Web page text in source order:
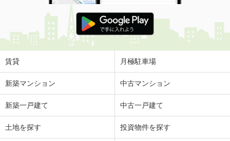
賃貸 月極駐車場
新築マンション 中古マンション
新築一戸建て 中古一戸建て
土地を探す 投資物件を探す